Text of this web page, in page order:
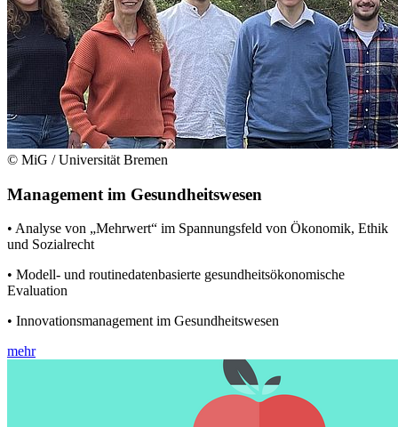
© MiG / Universität Bremen
Management im Gesundheitswesen
• Analyse von „Mehrwert“ im Spannungsfeld von Ökonomik, Ethik
und Sozialrecht
• Modell- und routinedatenbasierte gesundheitsökonomische
Evaluation
• Innovationsmanagement im Gesundheitswesen
mehr